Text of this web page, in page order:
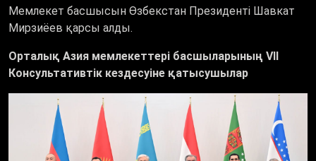
Мемлекет басшысын Өзбекстан Президенті Шавкат
Мирзиёев қарсы алды.
Орталық Азия мемлекеттері басшыларының VII
Консультативтік кездесуіне қатысушылар